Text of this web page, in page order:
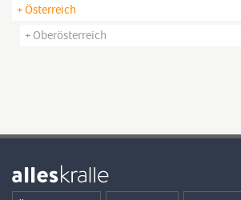
+ Österreich
+ Oberösterreich